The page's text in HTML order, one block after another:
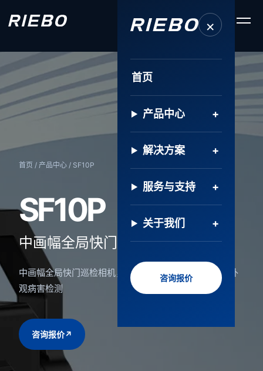
×
首页
产品中心
解决方案
服务与支持
关于我们
咨询报价
首页 / 产品中心 / SF10P
SF10P
中画幅全局快门巡检相机
中画幅全局快门巡检相机，1.03亿像素，面向基础设施外
观病害检测
咨询报价↗